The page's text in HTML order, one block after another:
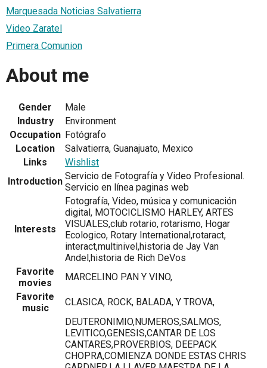
Marquesada Noticias Salvatierra
Video Zaratel
Primera Comunion
About me
Gender
Male
Industry
Environment
Occupation Fotógrafo
Location
Salvatierra, Guanajuato, Mexico
Links
Wishlist
Introduction Servicio de Fotografía y Video Profesional.
Servicio en línea paginas web
Interests
Fotografía, Video, música y comunicación
digital, MOTOCICLISMO HARLEY, ARTES
VISUALES,club rotario, rotarismo, Hogar
Ecologico, Rotary International,rotaract,
interact,multinivel,historia de Jay Van
Andel,historia de Rich DeVos
Favorite
movies
MARCELINO PAN Y VINO,
Favorite
music
CLASICA, ROCK, BALADA, Y TROVA,
DEUTERONIMIO,NUMEROS,SALMOS,
LEVITICO,GENESIS,CANTAR DE LOS
CANTARES,PROVERBIOS, DEEPACK
CHOPRA,COMIENZA DONDE ESTAS CHRIS